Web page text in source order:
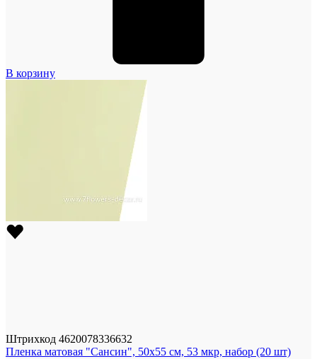
В корзину
Штрихкод 4620078336632
Пленка матовая "Сансин", 50x55 см, 53 мкр, набор (20 шт)